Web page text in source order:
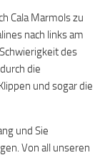
Cala Marmols zu
nach links am
des
die
und sogar die
und Sie
Von all unseren